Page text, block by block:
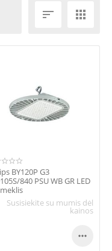
 
BY120P G3
840 PSU WB GR LED
Susisiekite su mumis dėl
kainos
